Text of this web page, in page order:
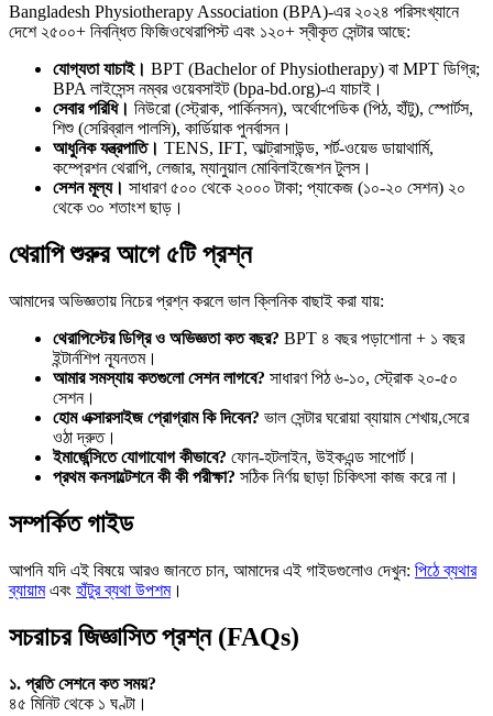
Bangladesh Physiotherapy Association (BPA)-এর ২০২৪ পরিসংখ্যানে
দেশে ২৫০০+ নিবন্ধিত ফিজিওথেরাপিস্ট এবং ১২০+ স্বীকৃত সেন্টার আছে:
যোগ্যতা যাচাই। BPT (Bachelor of Physiotherapy) বা MPT ডিগ্রি;
BPA লাইসেন্স নম্বর ওয়েবসাইট (bpa-bd.org)-এ যাচাই।
সেবার পরিধি। নিউরো (স্ট্রোক, পার্কিনসন), অর্থোপেডিক (পিঠ, হাঁটু), স্পোর্টস,
শিশু (সেরিব্রাল পালসি), কার্ডিয়াক পুনর্বাসন।
আধুনিক যন্ত্রপাতি। TENS, IFT, আল্ট্রাসাউন্ড, শর্ট-ওয়েভ ডায়াথার্মি,
কম্প্রেশন থেরাপি, লেজার, ম্যানুয়াল মোবিলাইজেশন টুলস।
সেশন মূল্য। সাধারণ ৫০০ থেকে ২০০০ টাকা; প্যাকেজ (১০-২০ সেশন) ২০
থেকে ৩০ শতাংশ ছাড়।
থেরাপি শুরুর আগে ৫টি প্রশ্ন
আমাদের অভিজ্ঞতায় নিচের প্রশ্ন করলে ভাল ক্লিনিক বাছাই করা যায়:
থেরাপিস্টের ডিগ্রি ও অভিজ্ঞতা কত বছর? BPT ৪ বছর পড়াশোনা + ১ বছর
ইন্টার্নশিপ ন্যূনতম।
আমার সমস্যায় কতগুলো সেশন লাগবে? সাধারণ পিঠ ৬-১০, স্ট্রোক ২০-৫০
সেশন।
হোম এক্সারসাইজ প্রোগ্রাম কি দিবেন? ভাল সেন্টার ঘরোয়া ব্যায়াম শেখায়,সেরে
ওঠা দ্রুত।
ইমার্জেন্সিতে যোগাযোগ কীভাবে? ফোন-হটলাইন, উইকএন্ড সাপোর্ট।
প্রথম কনসাল্টেশনে কী কী পরীক্ষা? সঠিক নির্ণয় ছাড়া চিকিৎসা কাজ করে না।
সম্পর্কিত গাইড
আপনি যদি এই বিষয়ে আরও জানতে চান, আমাদের এই গাইডগুলোও দেখুন: পিঠে ব্যথার
ব্যায়ামএবং হাঁটুর ব্যথা উপশম।
সচরাচর জিজ্ঞাসিত প্রশ্ন (FAQs)
১. প্রতি সেশনে কত সময়?
৪৫ মিনিট থেকে ১ ঘণ্টা।